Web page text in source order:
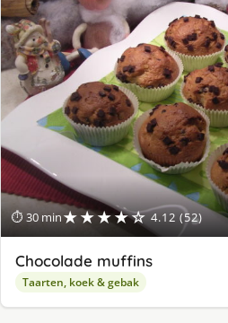
⏱ 30 min★★★★☆ 4.12 (52)
Chocolade muffins
Taarten, koek & gebak